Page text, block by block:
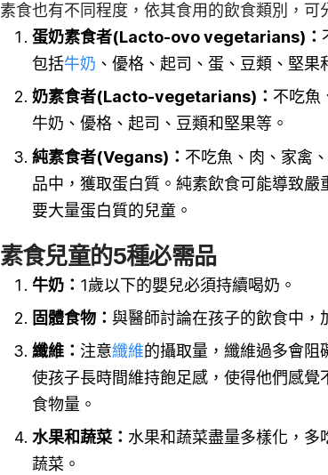
素食也有不同程度，依其食用的飲食類別，可
蛋奶素食者(Lacto-ovo vegetarians)：
包括牛奶 、優格、起司、蛋、豆類、堅果
奶素食者(Lacto-vegetarians)： 不吃魚
牛奶、優格、起司、豆類和堅果等。
純素食者(Vegans)： 不吃魚、肉、家禽
品中，獲取蛋白質。純素飲食可能導致嚴
要大量蛋白質的兒童。
素食兒童的5種必需品
牛奶： 1歲以下的嬰兒必須持續喝奶。
固體食物： 與醫師討論在孩子的飲食中，
纖維： 注意纖維的攝取量，纖維過多會阻
使孩子長時間維持飽足感，使得他們感
食物量。
水果和蔬菜： 水果和蔬菜盡量多樣化，
蔬菜。